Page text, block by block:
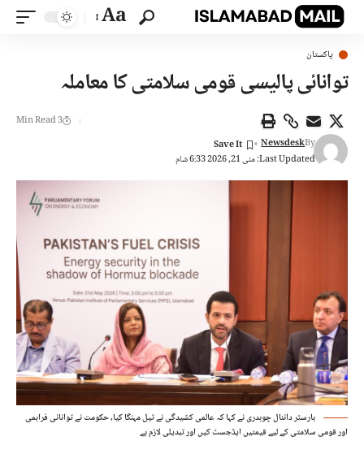
Aa
پاکستان
توانائی پالیسی قومی سلامتی کا معاملہ
Last Updated: مئی 21, 2026 6:33 شام
By
Newsdesk
3 Min Read
بارسٹر دانئال چوہدری نے کہا کہ عالمی کشیدگی نے تیل مہنگا کیا، حکومت نے توانائی فراہمی
اور قومی سلامتی کے لیے قیمتیں ایڈجسٹ کیں اور تبدیلی لازم ہے